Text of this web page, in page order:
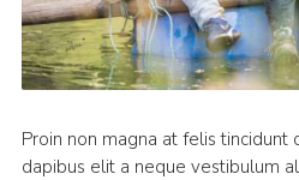
Proin non magna at felis tincidunt
dapibus elit a neque vestibulum